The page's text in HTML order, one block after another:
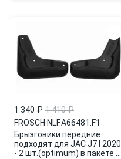
1 340 ₽ 1 410 ₽
FROSCH·NLF.A66481.F1
Брызговики передние
подходят для JAC J7 I 2020
- 2 шт.(optimum) в пакете /